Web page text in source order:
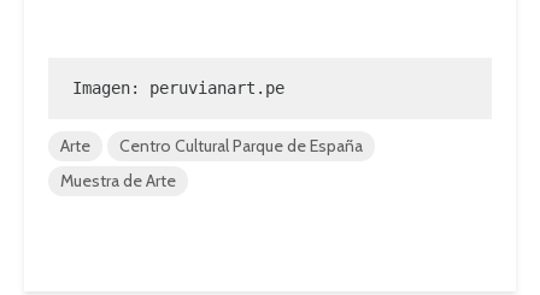
Imagen: peruvianart.pe
Arte
Centro Cultural Parque de España
Muestra de Arte